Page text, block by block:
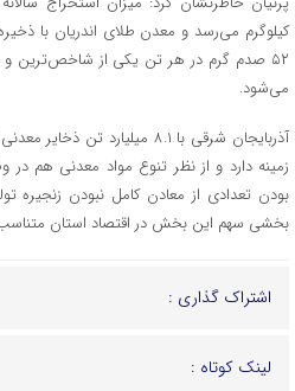
۵۲ صدم گرم در هر تن یکی از
می‌شود.
آذربایجان شرقی با ۸.۱
زمینه دارد و از نظر تنوع مواد معدنی هم
بودن تعدادی از معادن کامل نبودن زنجیره
بخشی سهم این بخش در اقتصاد استان
اشتراک گذاری :
لینک کوتاه :